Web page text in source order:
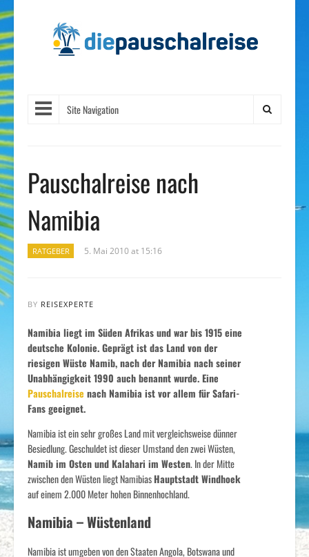
Site Navigation
Pauschalreise nach
Namibia
RATGEBER 5. Mai 2010 at 15:16
BY REISEXPERTE
Namibia liegt im Süden Afrikas und war bis 1915 eine
deutsche Kolonie. Geprägt ist das Land von der
riesigen Wüste Namib, nach der Namibia nach seiner
Unabhängigkeit 1990 auch benannt wurde. Eine
Pauschalreise nach Namibia ist vor allem für Safari-
Fans geeignet.
Namibia ist ein sehr großes Land mit vergleichsweise dünner
Besiedlung. Geschuldet ist dieser Umstand den zwei Wüsten,
Namib im Osten und Kalahari im Westen. In der Mitte
zwischen den Wüsten liegt NamibiasHauptstadt Windhoek
auf einem 2.000 Meter hohen Binnenhochland.
Namibia – Wüstenland
Namibia ist umgeben von den Staaten Angola, Botswana und